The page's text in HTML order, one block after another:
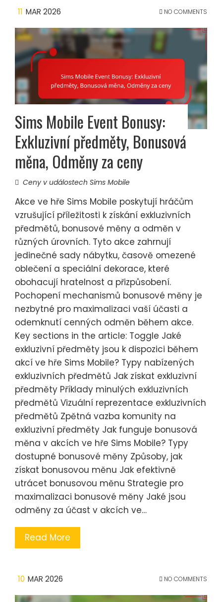
11 MAR 2026 NO COMMENTS
Sims Mobile Event Bonusy:
Exkluzivní předměty, Bonusová
měna, Odměny za ceny
Ceny v událostech Sims Mobile
Akce ve hře Sims Mobile poskytují hráčům
vzrušující příležitosti k získání exkluzivních
předmětů, bonusové měny a odměn v
různých úrovních. Tyto akce zahrnují
jedinečné sady nábytku, časově omezené
oblečení a speciální dekorace, které
obohacují hratelnost a přizpůsobení.
Pochopení mechanismů bonusové měny je
nezbytné pro maximalizaci vaší účasti a
odemknutí cenných odměn během akce.
Key sections in the article: Toggle Jaké
exkluzivní předměty jsou k dispozici během
akcí ve hře Sims Mobile? Typy nabízených
exkluzivních předmětů Jak získat exkluzivní
předměty Příklady minulých exkluzivních
předmětů Vizuální reprezentace exkluzivních
předmětů Zpětná vazba komunity na
exkluzivní předměty Jak funguje bonusová
měna v akcích ve hře Sims Mobile? Typy
dostupné bonusové měny Způsoby, jak
získat bonusovou měnu Jak efektivně
utrácet bonusovou měnu Strategie pro
maximalizaci bonusové měny Jaké jsou
odměny za účast v akcích ve…
Read More
10 MAR 2026 NO COMMENTS